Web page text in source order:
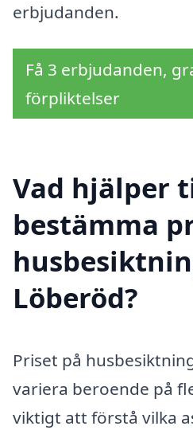
erbjudanden.
Få 3 erbjudanden,
förpliktelser
Vad hjälper
bestämma
Löberöd?
Priset på
variera beroende på
viktigt att förstå vilka